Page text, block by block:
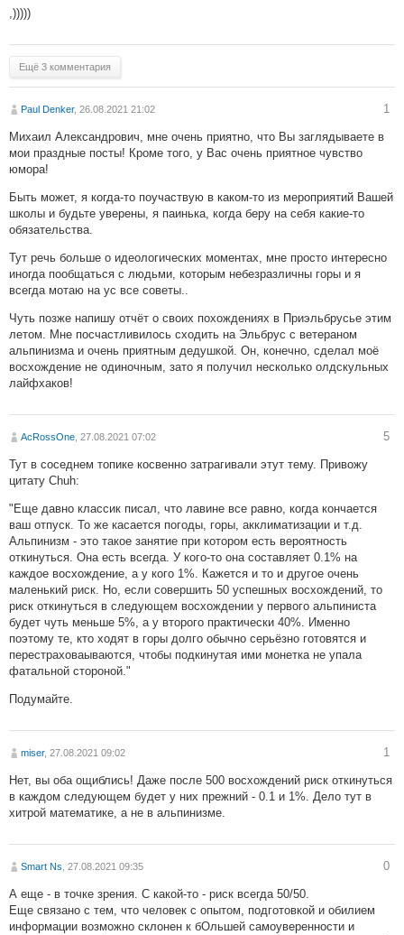
,)))))
Ещё 3 комментария
Paul Denker, 26.08.2021 21:02 1
Михаил Александрович, мне очень приятно, что Вы заглядываете в
мои праздные посты! Кроме того, у Вас очень приятное чувство
юмора!
Быть может, я когда-то поучаствую в каком-то из мероприятий Вашей
школы и будьте уверены, я паинька, когда беру на себя какие-то
обязательства.
Тут речь больше о идеологических моментах, мне просто интересно
иногда пообщаться с людьми, которым небезразличны горы и я
всегда мотаю на ус все советы..
Чуть позже напишу отчёт о своих похождениях в Приэльбрусье этим
летом. Мне посчастливилось сходить на Эльбрус с ветераном
альпинизма и очень приятным дедушкой. Он, конечно, сделал моё
восхождение не одиночным, зато я получил несколько олдскульных
лайфхаков!
AcRossOne , 27.08.2021 07:02 5
Тут в соседнем топике косвенно затрагивали этут тему. Привожу
цитату Chuh:
"Еще давно классик писал, что лавине все равно, когда кончается
ваш отпуск. То же касается погоды, горы, акклиматизации и т.д.
Альпинизм - это такое занятие при котором есть вероятность
откинуться. Она есть всегда. У кого-то она составляет 0.1% на
каждое восхождение, а у кого 1%. Кажется и то и другое очень
маленький риск. Но, если совершить 50 успешных восхождений, то
риск откинуться в следующем восхождении у первого альпиниста
будет чуть меньше 5%, а у второго практически 40%. Именно
поэтому те, кто ходят в горы долго обычно серьёзно готовятся и
перестраховаываются, чтобы подкинутая ими монетка не упала
фатальной стороной."
Подумайте.
miser, 27.08.2021 09:02 1
Нет, вы оба ощиблись! Даже после 500 восхождений риск откинуться
в каждом следующем будет у них прежний - 0.1 и 1%. Дело тут в
хитрой математике, а не в альпинизме.
Smart Ns , 27.08.2021 09:35 0
А еще - в точке зрения. С какой-то - риск всегда 50/50.
Еще связано с тем, что человек с опытом, подготовкой и обилием
информации возможно склонен к бОльшей самоуверенности и